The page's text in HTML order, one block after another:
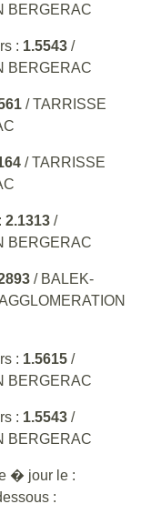
BERGERAC
: 1.5543 /
BERGERAC
/ TARRISSE
/ TARRISSE
2.1313 /
BERGERAC
/ BALEK-
: 1.5615 /
BERGERAC
: 1.5543 /
BERGERAC
� jour le :
: